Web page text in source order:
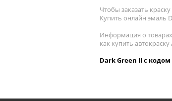
Чтобы заказать
Купить онлайн эмаль
Информация о
как купить
Dark Green II с кодом